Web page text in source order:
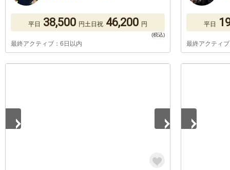
平日 38,500 円土日祝 46,200 円
最終アクティブ：6日以内
平日
最終アクティ